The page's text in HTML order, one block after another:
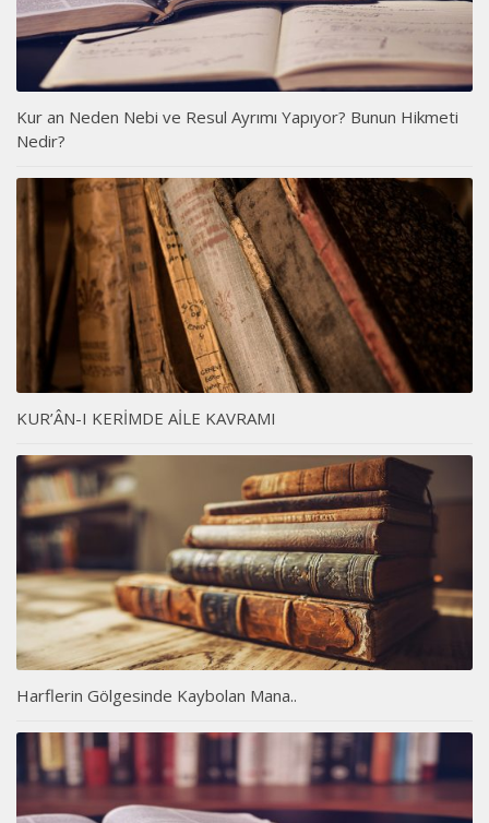
Kur an Neden Nebi ve Resul Ayrımı Yapıyor? Bunun Hikmeti
Nedir?
KUR’ÂN-I KERİMDE AİLE KAVRAMI
Harflerin Gölgesinde Kaybolan Mana..